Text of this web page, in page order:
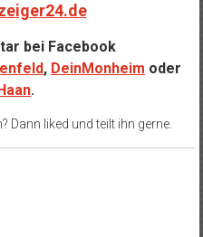
bei Facebook
, DeinMonheim oder
.
Dann liked und teilt ihn gerne.